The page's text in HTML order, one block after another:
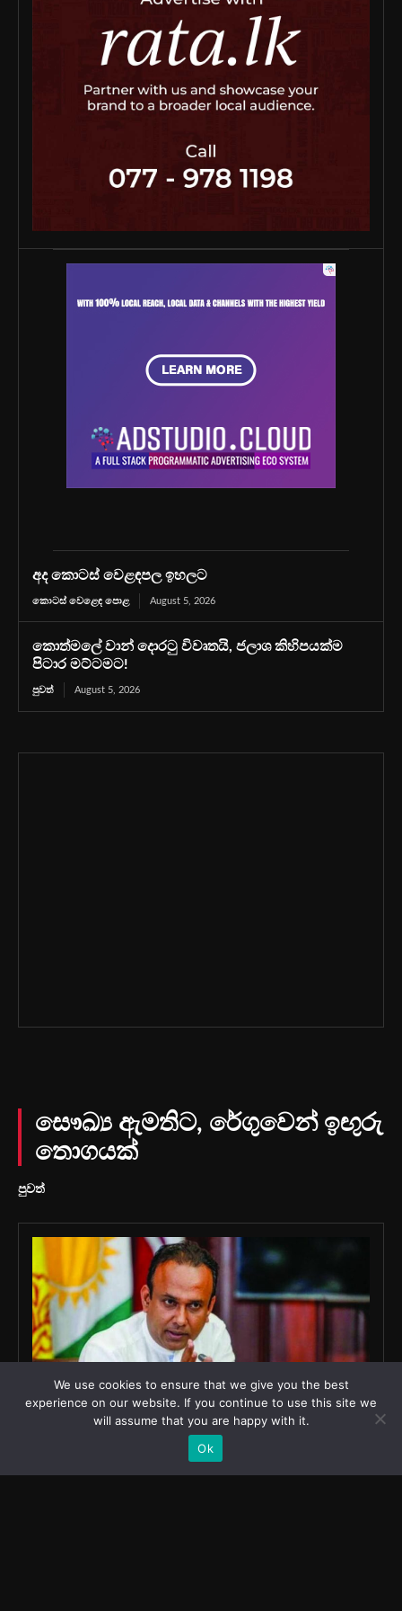
අද කොටස් වෙළඳපල ඉහලට
කොටස් වෙළෙඳ පොළ August 5, 2026
කොත්මලේ වාන් දොරටු විවෘතයි, ජලාශ කිහිපයක්ම
පිටාර මට්ටමට!
පුවත් August 5, 2026
We use cookies to ensure that we give you the best
experience on our website. If you continue to use this site we
will assume that you are happy with it.
Ok